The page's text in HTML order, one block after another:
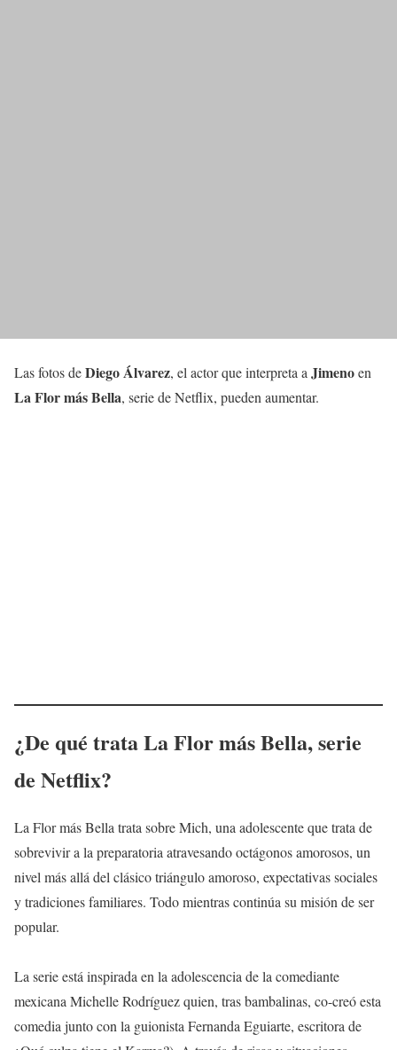
Las fotos deDiego Álvarez, el actor que interpreta a Jimenoen
La Flor más Bella, serie de Netflix, pueden aumentar.
¿De qué trataLa Flor más Bella, serie
de Netflix?
La Flor más Bella trata sobre Mich, una adolescente que trata de
sobrevivir a la preparatoria atravesando octágonos amorosos, un
nivel más allá del clásico triángulo amoroso, expectativas sociales
y tradiciones familiares. Todo mientras continúa su misión de ser
popular.
La serie está inspirada en la adolescencia de la comediante
mexicana Michelle Rodríguez quien, tras bambalinas, co-creó esta
comedia junto con la guionista Fernanda Eguiarte, escritora de